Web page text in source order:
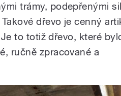
trámy, podepřenými
dřevo je cenný
to totiž dřevo, které
ručně zpracované a